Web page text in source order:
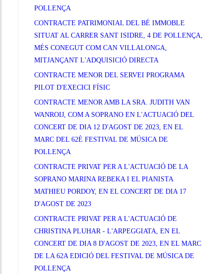
POLLENÇA
CONTRACTE PATRIMONIAL DEL BÉ IMMOBLE
SITUAT AL CARRER SANT ISIDRE, 4 DE POLLENÇA,
MÉS CONEGUT COM CAN VILLALONGA,
MITJANÇANT L'ADQUISICIÓ DIRECTA
CONTRACTE MENOR DEL SERVEI PROGRAMA
PILOT D'EXECICI FÍSIC
CONTRACTE MENOR AMB LA SRA. JUDITH VAN
WANROIJ, COM A SOPRANO EN L'ACTUACIÓ DEL
CONCERT DE DIA 12 D'AGOST DE 2023, EN EL
MARC DEL 62È FESTIVAL DE MÚSICA DE
POLLENÇA
CONTRACTE PRIVAT PER A L'ACTUACIÓ DE LA
SOPRANO MARINA REBEKA I EL PIANISTA
MATHIEU PORDOY, EN EL CONCERT DE DIA 17
D'AGOST DE 2023
CONTRACTE PRIVAT PER A L'ACTUACIÓ DE
CHRISTINA PLUHAR - L'ARPEGGIATA, EN EL
CONCERT DE DIA 8 D'AGOST DE 2023, EN EL MARC
DE LA 62A EDICIÓ DEL FESTIVAL DE MÚSICA DE
POLLENÇA